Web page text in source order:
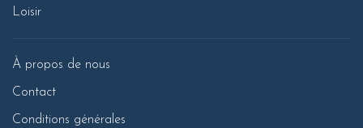
Loisir
À propos de nous
Contact
Conditions générales